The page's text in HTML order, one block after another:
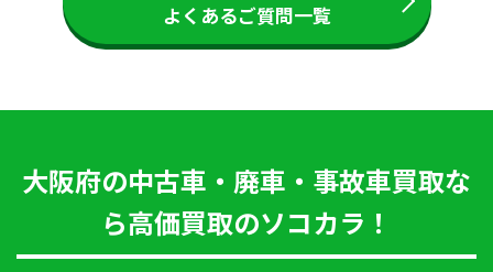
よくあるご質問一覧
大阪府の中古車・廃車・事故車買取な
ら高価買取のソコカラ！